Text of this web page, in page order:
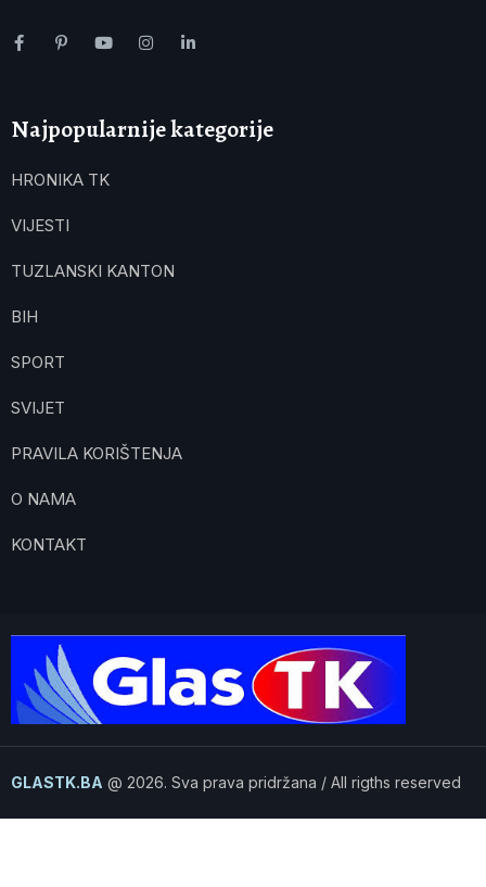
Najpopularnije kategorije
HRONIKA TK
VIJESTI
TUZLANSKI KANTON
BIH
SPORT
SVIJET
PRAVILA KORIŠTENJA
O NAMA
KONTAKT
GLASTK.BA @ 2026. Sva prava pridržana / All rigths reserved